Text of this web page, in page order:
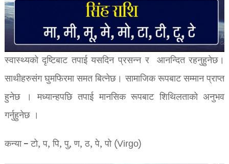
स्वास्थ्यको दृष्टिबाट तपाई यसदिन प्रसन्न र आनन्दित रहनुहुनेछ।
साथीहरुसंग घुमफिरमा समत बित्नेछ। सामाजिक रूपबाट सम्मान प्राप्त
हुनेछ । मध्यान्हपछि तपाई मानसिक रूपबाट शिथिलताको अनुभव
गर्नुहुनेछ ।
कन्या – टो, प, पि, पु, ण, ठ, पे, पो (Virgo)